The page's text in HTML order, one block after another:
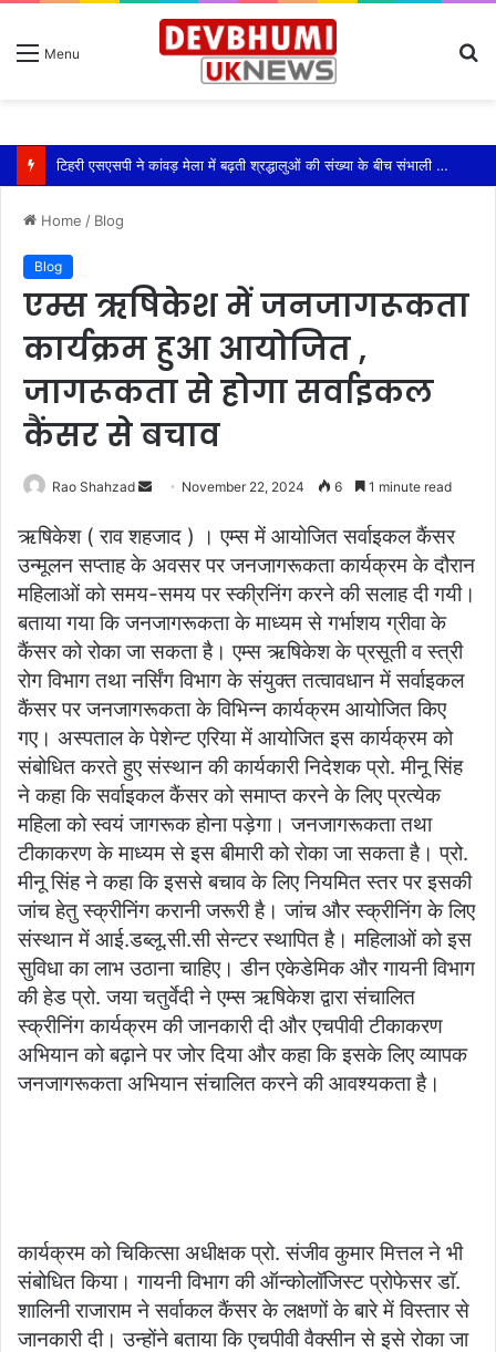
Menu
टिहरी एसएसपी ने कांवड़ मेला में बढ़ती श्रद्धालुओं की संख्या के बीच संभाली यातायात की कमान
Home / Blog
Blog
एम्स ऋषिकेश में जनजागरूकता
कार्यक्रम हुआ आयोजित ,
जागरूकता से होगा सर्वाइकल
कैंसर से बचाव
Rao Shahzad
Send
email
November 22, 2024 6 1 minute read
ऋषिकेश ( राव शहजाद ) । एम्स में आयोजित सर्वाइकल कैंसर
उन्मूलन सप्ताह के अवसर पर जनजागरूकता कार्यक्रम के दौरान
महिलाओं को समय-समय पर स्की्रनिंग करने की सलाह दी गयी।
बताया गया कि जनजागरूकता के माध्यम से गर्भाशय ग्रीवा के
कैंसर को रोका जा सकता है। एम्स ऋषिकेश के प्रसूती व स्त्री
रोग विभाग तथा नर्सिंग विभाग के संयुक्त तत्वावधान में सर्वाइकल
कैंसर पर जनजागरूकता के विभिन्न कार्यक्रम आयोजित किए
गए। अस्पताल के पेशेन्ट एरिया में आयोजित इस कार्यक्रम को
संबोधित करते हुए संस्थान की कार्यकारी निदेशक प्रो. मीनू सिंह
ने कहा कि सर्वाइकल कैंसर को समाप्त करने के लिए प्रत्येक
महिला को स्वयं जागरूक होना पड़ेगा। जनजागरूकता तथा
टीकाकरण के माध्यम से इस बीमारी को रोका जा सकता है। प्रो.
मीनू सिंह ने कहा कि इससे बचाव के लिए नियमित स्तर पर इसकी
जांच हेतु स्क्रीनिंग करानी जरूरी है। जांच और स्क्रीनिंग के लिए
संस्थान में आई.डब्लू.सी.सी सेन्टर स्थापित है। महिलाओं को इस
सुविधा का लाभ उठाना चाहिए। डीन एकेडेमिक और गायनी विभाग
की हेड प्रो. जया चतुर्वेदी ने एम्स ऋषिकेश द्वारा संचालित
स्क्रीनिंग कार्यक्रम की जानकारी दी और एचपीवी टीकाकरण
अभियान को बढ़ाने पर जोर दिया और कहा कि इसके लिए व्यापक
जनजागरूकता अभियान संचालित करने की आवश्यकता है।
कार्यक्रम को चिकित्सा अधीक्षक प्रो. संजीव कुमार मित्तल ने भी
संबोधित किया। गायनी विभाग की ऑन्कोलॉजिस्ट प्रोफेसर डाॅ.
शालिनी राजाराम ने सर्वाकल कैंसर के लक्षणों के बारे में विस्तार से
जानकारी दी। उन्होंने बताया कि एचपीवी वैक्सीन से इसे रोका जा